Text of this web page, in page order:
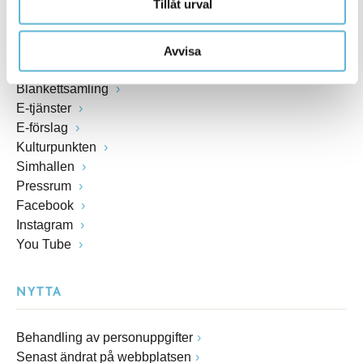
Tillåt urval
Avvisa
Lediga jobb
Visselblåsarfunktion
Blankettsamling
E-tjänster
E-förslag
Kulturpunkten
Simhallen
Pressrum
Facebook
Instagram
You Tube
NYTTA
Behandling av personuppgifter
Senast ändrat på webbplatsen